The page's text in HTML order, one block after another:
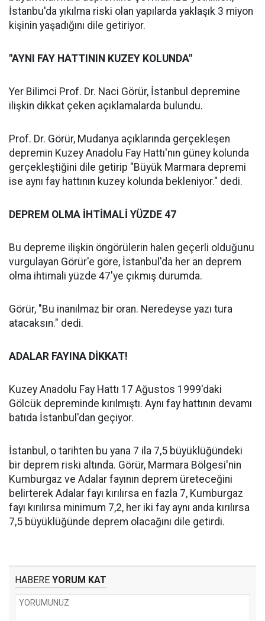
İstanbu'da yıkılma riski olan yapılarda yaklaşık 3 miyon
kişinin yaşadığını dile getiriyor.
"AYNI FAY HATTININ KUZEY KOLUNDA"
Yer Bilimci Prof. Dr. Naci Görür, İstanbul depremine
ilişkin dikkat çeken açıklamalarda bulundu.
Prof. Dr. Görür, Mudanya açıklarında gerçekleşen
depremin Kuzey Anadolu Fay Hattı'nın güney kolunda
gerçekleştiğini dile getirip "Büyük Marmara depremi
ise aynı fay hattının kuzey kolunda bekleniyor." dedi.
DEPREM OLMA İHTİMALİ YÜZDE 47
Bu depreme ilişkin öngörülerin halen geçerli olduğunu
vurgulayan Görür'e göre, İstanbul'da her an deprem
olma ihtimali yüzde 47'ye çıkmış durumda.
Görür, "Bu inanılmaz bir oran. Neredeyse yazı tura
atacaksın." dedi.
ADALAR FAYINA DİKKAT!
Kuzey Anadolu Fay Hattı 17 Ağustos 1999'daki
Gölcük depreminde kırılmıştı. Aynı fay hattının devamı
batıda İstanbul'dan geçiyor.
İstanbul, o tarihten bu yana 7 ila 7,5 büyüklüğündeki
bir deprem riski altında. Görür, Marmara Bölgesi'nin
Kumburgaz ve Adalar fayının deprem üreteceğini
belirterek Adalar fayı kırılırsa en fazla 7, Kumburgaz
fayı kırılırsa minimum 7,2, her iki fay aynı anda kırılırsa
7,5 büyüklüğünde deprem olacağını dile getirdi.
HABERE YORUM KAT